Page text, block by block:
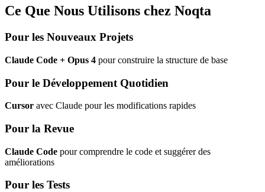
Ce Que Nous Utilisons chez Noqta
Pour les Nouveaux Projets
Claude Code + Opus 4 pour construire la structure de base
Pour le Développement Quotidien
Cursor avec Claude pour les modifications rapides
Pour la Revue
Claude Code pour comprendre le code et suggérer des
améliorations
Pour les Tests